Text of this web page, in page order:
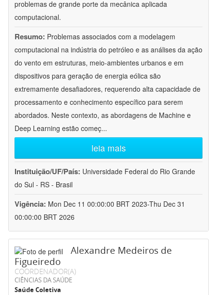
problemas de grande porte da mecânica aplicada
computacional.
Resumo: Problemas associados com a modelagem
computacional na indústria do petróleo e as análises da ação
do vento em estruturas, meio-ambientes urbanos e em
dispositivos para geração de energia eólica são
extremamente desafiadores, requerendo alta capacidade de
processamento e conhecimento específico para serem
abordados. Neste contexto, as abordagens de Machine e
Deep Learning estão começ...
leia mais
Instituição/UF/País: Universidade Federal do Rio Grande
do Sul - RS - Brasil
Vigência: Mon Dec 11 00:00:00 BRT 2023-Thu Dec 31
00:00:00 BRT 2026
Alexandre Medeiros de
Figueiredo
COORDENADOR(A)
CIÊNCIAS DA SAÚDE
Saúde Coletiva